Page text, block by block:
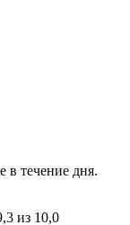
в течение дня.
из 10,0